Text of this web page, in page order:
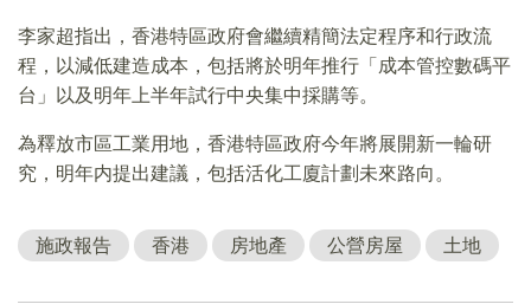
李家超指出，香港特區政府會繼續精簡法定程序和行政流
程，以減低建造成本，包括將於明年推行「成本管控數碼平
台」以及明年上半年試行中央集中採購等。
為釋放市區工業用地，香港特區政府今年將展開新一輪研
究，明年内提出建議，包括活化工廈計劃未來路向。
施政報告 香港 房地產 公營房屋 土地